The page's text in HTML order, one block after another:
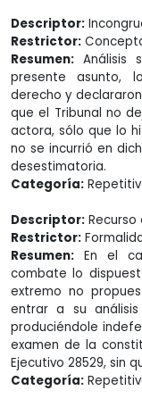
Descriptor:
Restrictor:
Resumen: Análisis
presente asunto,
derecho y
que el Tribunal no
actora, sólo que lo
no se incurrió en
desestimatoria.
Categoría:
Descriptor:
Restrictor:
Resumen: En el
combate lo
extremo no
entrar a su
produciéndole
examen de la
Ejecutivo 28529, sin
Categoría: